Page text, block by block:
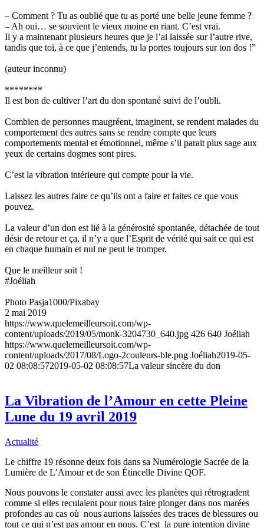
– Comment ? Tu as oublié que tu as porté une belle jeune femme ?
– Ah oui… se souvient le vieux moine en riant. C’est vrai.
Il y a maintenant plusieurs heures que je l’ai laissée sur l’autre rive,
tandis que toi, à ce que j’entends, tu la portes toujours sur ton dos !”
(auteur inconnu)
********
Il est bon de cultiver l’art du don spontané suivi de l’oubli.
Combien de personnes maugréent, imaginent, se rendent malades du
comportement des autres sans se rendre compte que leurs
comportements mental et émotionnel, même s’il parait plus sage aux
yeux de certains dogmes sont pires.
C’est la vibration intérieure qui compte pour la vie.
Laissez les autres faire ce qu’ils ont a faire et faites ce que vous
pouvez.
La valeur d’un don est lié à la générosité spontanée, détachée de tout
désir de retour et ça, il n’y a que l’Esprit de vérité qui sait ce qui est
en chaque humain et nul ne peut le tromper.
Que le meilleur soit !
#Joéliah
Photo Pasja1000/Pixabay
2 mai 2019
https://www.quelemeilleursoit.com/wp-
content/uploads/2019/05/monk-3204730_640.jpg 426 640 Joéliah
https://www.quelemeilleursoit.com/wp-
content/uploads/2017/08/Logo-2couleurs-ble.png Joéliah2019-05-
02 08:08:572019-05-02 08:08:57La valeur sincère du don
La Vibration de l’Amour en cette Pleine
Lune du 19 avril 2019
Actualité
Le chiffre 19 résonne deux fois dans sa Numérologie Sacrée de la
Lumière de L’Amour et de son Étincelle Divine QOF.
Nous pouvons le constater aussi avec les planètes qui rétrogradent
comme si elles reculaient pour nous faire plonger dans nos marées
profondes au cas où nous aurions laissées des traces de blessures ou
tout ce qui n’est pas amour en nous. C’est la pure intention divine